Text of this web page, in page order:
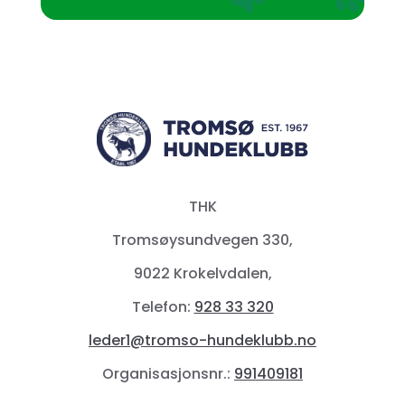
THK
Tromsøysundvegen 330,
9022 Krokelvdalen,
Telefon: 928 33 320
leder1@tromso-hundeklubb.no
Organisasjonsnr.: 991409181